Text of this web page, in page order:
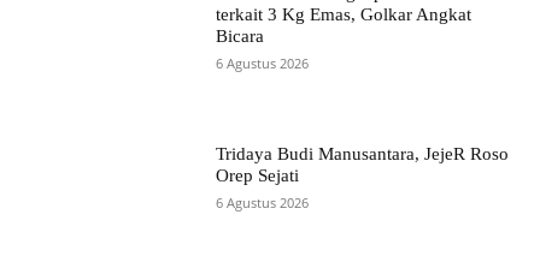
terkait 3 Kg Emas, Golkar Angkat
Bicara
6 Agustus 2026
Tridaya Budi Manusantara, JejeR Roso
Orep Sejati
6 Agustus 2026